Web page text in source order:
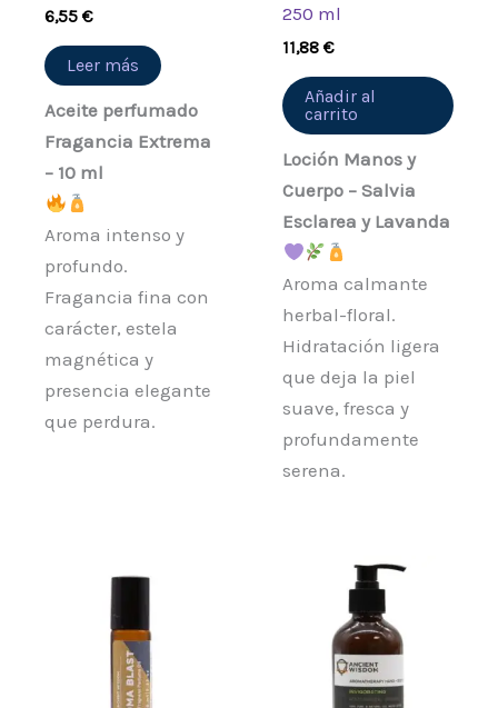
6,55€
Leer más
Aceite perfumado
Fragancia Extrema
– 10 ml
Aroma intenso y
profundo.
Fragancia fina con
carácter, estela
magnética y
presencia elegante
que perdura.
250 ml
11,88€
Añadir al
carrito
Loción Manos y
Cuerpo – Salvia
Esclarea y Lavanda
Aroma calmante
herbal-floral.
Hidratación ligera
que deja la piel
suave, fresca y
profundamente
serena.